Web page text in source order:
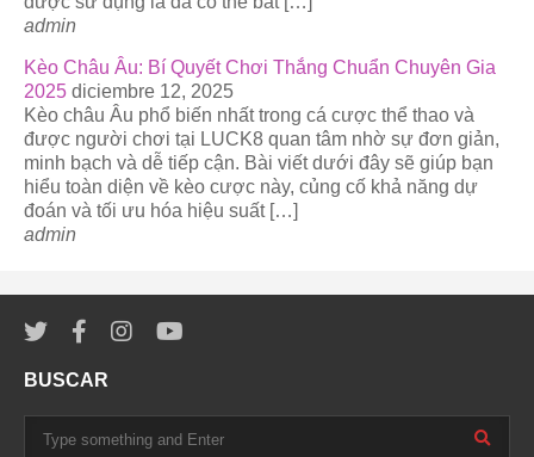
admin
Kèo Châu Âu: Bí Quyết Chơi Thắng Chuẩn Chuyên Gia
2025 diciembre 12, 2025
Kèo châu Âu phổ biến nhất trong cá cược thể thao và
được người chơi tại LUCK8 quan tâm nhờ sự đơn giản,
minh bạch và dễ tiếp cận. Bài viết dưới đây sẽ giúp bạn
hiểu toàn diện về kèo cược này, củng cố khả năng dự
đoán và tối ưu hóa hiệu suất […]
admin
BUSCAR